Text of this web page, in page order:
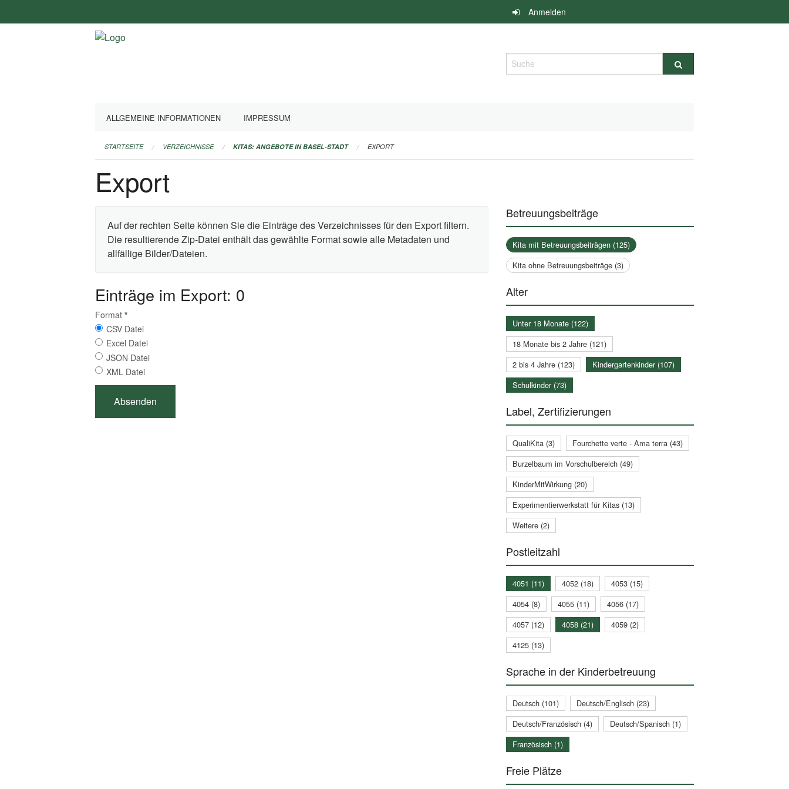
überspringen
Anmelden
Suche
ALLGEMEINE INFORMATIONEN IMPRESSUM
STARTSEITE VERZEICHNISSE KITAS: ANGEBOTE IN BASEL-STADT EXPORT
Export
Auf der rechten Seite können Sie die Einträge des Verzeichnisses für den Export filtern.
Die resultierende Zip-Datei enthält das gewählte Format sowie alle Metadaten und
allfällige Bilder/Dateien.
Einträge im Export: 0
Format *
CSV Datei
Excel Datei
JSON Datei
XML Datei
Betreuungsbeiträge
Kita mit Betreuungsbeiträgen (125)
Kita ohne Betreuungsbeiträge (3)
Alter
Unter 18 Monate (122)
18 Monate bis 2 Jahre (121)
2 bis 4 Jahre (123)
Kindergartenkinder (107)
Schulkinder (73)
Label, Zertifizierungen
QualiKita (3)
Fourchette verte - Ama terra (43)
Burzelbaum im Vorschulbereich (49)
KinderMitWirkung (20)
Experimentierwerkstatt für Kitas (13)
Weitere (2)
Postleitzahl
4051 (11) 4052 (18)
4053 (15)
4054 (8)
4055 (11)
4056 (17)
4057 (12)
4058 (21)
4059 (2)
4125 (13)
Sprache in der Kinderbetreuung
Deutsch (101)
Deutsch/Englisch (23)
Deutsch/Französisch (4)
Deutsch/Spanisch (1)
Französisch (1)
Freie Plätze